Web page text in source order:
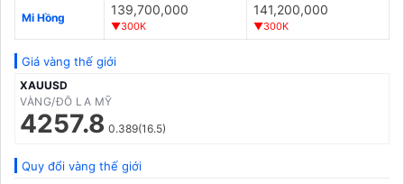
Mi Hồng
139,700,000
▼300K
141,200,000
▼300K
Giá vàng thế giới
XAUUSD
VÀNG/ĐÔ LA MỸ
4257.8 0.389(16.5)
Quy đổi vàng thế giới